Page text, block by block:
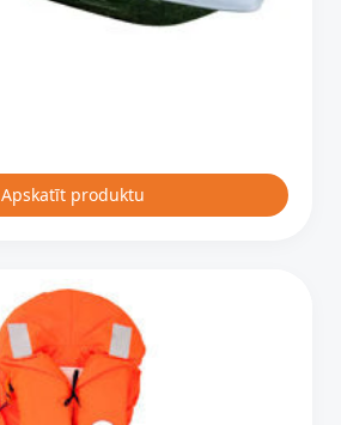
Apskatīt produktu